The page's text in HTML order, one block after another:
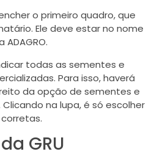
o primeiro quadro, que
Ele deve estar no nome
todas as sementes e
Para isso, haverá
da opção de sementes e
na lupa, é só escolher
GRU